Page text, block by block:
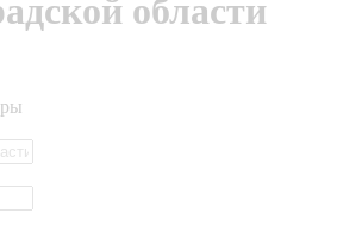
области